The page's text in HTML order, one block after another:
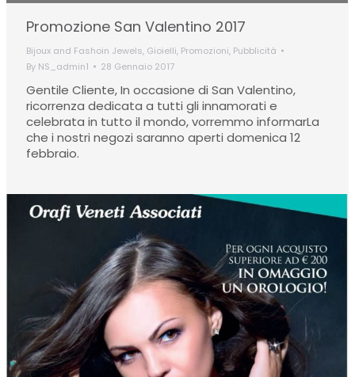
Promozione San Valentino 2017
Bijoux and Fashoin Jewels, Gioielli, Promozioni, Pubblicità
By NS_admin1 28 Gennaio 2017
Gentile Cliente, In occasione di San Valentino,
ricorrenza dedicata a tutti gli innamorati e
celebrata in tutto il mondo, vorremmo informarLa
che i nostri negozi saranno aperti domenica 12
febbraio.